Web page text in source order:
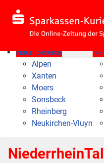
Nach Bereich
Alpen
Xanten
Moers
Sonsbeck
Rheinberg
Neukirchen-Vluyn